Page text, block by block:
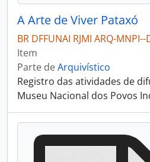
A Arte de Viver Pataxó
BR DFFUNAI RJMI ARQ-MNPI--
Item
Parte deArquivístico
Registro das atividades de
Museu Nacional dos Povos